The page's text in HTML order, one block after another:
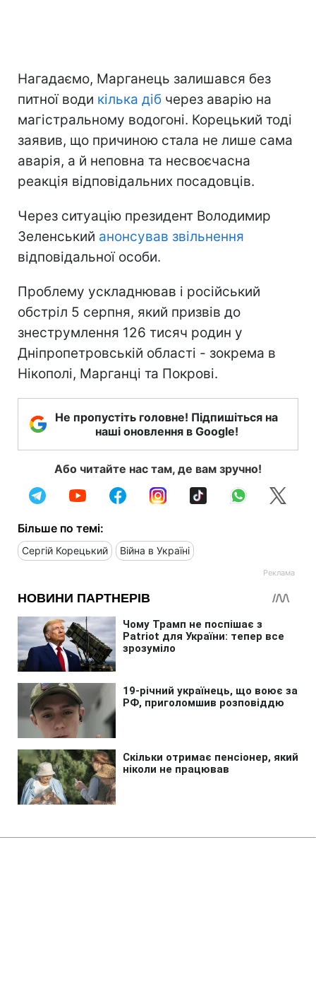
Нагадаємо, Марганець залишався без
питної води кілька діб через аварію на
магістральному водогоні. Корецький тоді
заявив, що причиною стала не лише сама
аварія, а й неповна та несвоєчасна
реакція відповідальних посадовців.
Через ситуацію президент Володимир
Зеленський анонсував звільнення
відповідальної особи.
Проблему ускладнював і російський
обстріл 5 серпня, який призвів до
знеструмлення 126 тисяч родин у
Дніпропетровській області - зокрема в
Нікополі, Марганці та Покрові.
Не пропустіть головне! Підпишіться на
наші оновлення в Google!
Або читайте нас там, де вам зручно!
Більше по темі:
Сергій Корецький Війна в Україні